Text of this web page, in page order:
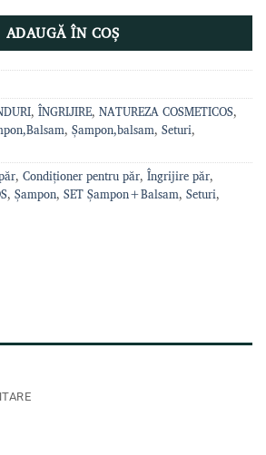
ADAUGĂ ÎN COȘ
, ÎNGRIJIRE, NATUREZA COSMETICOS,
, Șampon,balsam, Seturi,
, Condiționer pentru păr, Îngrijire păr,
, Șampon, SET Șampon+Balsam, Seturi,